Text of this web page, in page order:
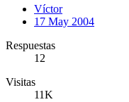
Víctor
17 May 2004
Respuestas
12
Visitas
11K